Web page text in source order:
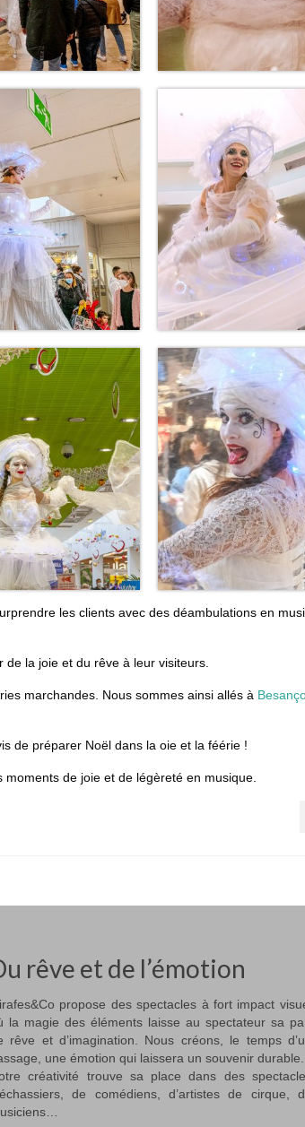
les clients avec des déambulations en
la joie et du rêve à leur visiteurs.
marchandes. Nous sommes ainsi allés à
de préparer Noël dans la oie et la féérie !
de joie et de légèreté en musique.
rêve et de l’émotion
propose des spectacles à fort impact
la magie des éléments laisse au spectateur sa
rêve et d’imagination. Nous créons, le temps
une émotion qui laissera un souvenir durable.
créativité trouve sa place dans des
de comédiens, d’artistes de cirque,